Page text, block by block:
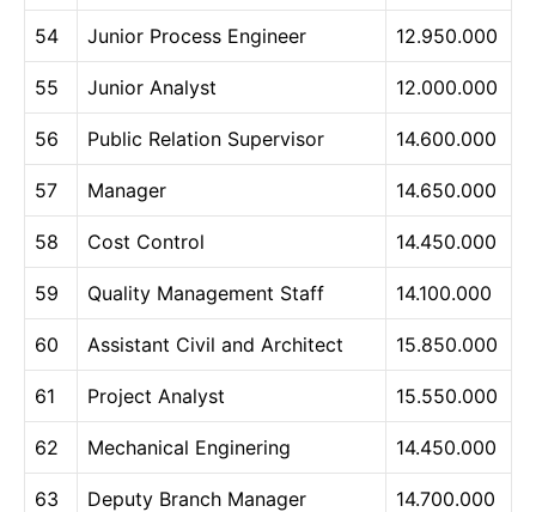
54 Junior Process Engineer 12.950.000
55 Junior Analyst 12.000.000
56 Public Relation Supervisor 14.600.000
57 Manager 14.650.000
58 Cost Control 14.450.000
59 Quality Management Staff 14.100.000
60 Assistant Civil and Architect 15.850.000
61 Project Analyst 15.550.000
62 Mechanical Enginering 14.450.000
63 Deputy Branch Manager 14.700.000